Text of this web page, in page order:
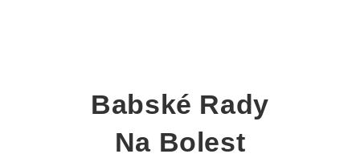
Babské Rady
Na Bolest